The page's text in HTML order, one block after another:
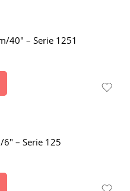
40″ – Serie 1251
– Serie 125